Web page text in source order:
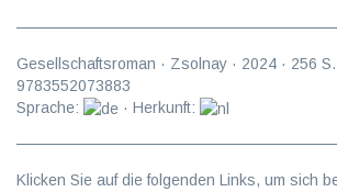
Gesellschaftsroman · Zsolnay · 2024 · 256
9783552073883
Sprache:
· Herkunft:
Klicken Sie auf die folgenden Links, um sich